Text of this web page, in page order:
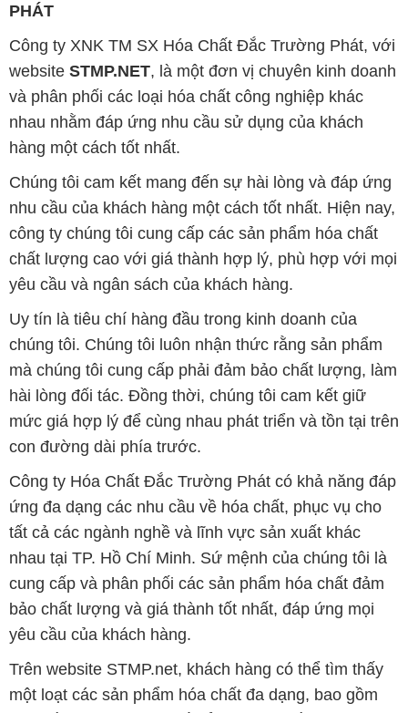
PHÁT
Công ty XNK TM SX Hóa Chất Đắc Trường Phát, với
website STMP.NET, là một đơn vị chuyên kinh doanh
và phân phối các loại hóa chất công nghiệp khác
nhau nhằm đáp ứng nhu cầu sử dụng của khách
hàng một cách tốt nhất.
Chúng tôi cam kết mang đến sự hài lòng và đáp ứng
nhu cầu của khách hàng một cách tốt nhất. Hiện nay,
công ty chúng tôi cung cấp các sản phẩm hóa chất
chất lượng cao với giá thành hợp lý, phù hợp với mọi
yêu cầu và ngân sách của khách hàng.
Uy tín là tiêu chí hàng đầu trong kinh doanh của
chúng tôi. Chúng tôi luôn nhận thức rằng sản phẩm
mà chúng tôi cung cấp phải đảm bảo chất lượng, làm
hài lòng đối tác. Đồng thời, chúng tôi cam kết giữ
mức giá hợp lý để cùng nhau phát triển và tồn tại trên
con đường dài phía trước.
Công ty Hóa Chất Đắc Trường Phát có khả năng đáp
ứng đa dạng các nhu cầu về hóa chất, phục vụ cho
tất cả các ngành nghề và lĩnh vực sản xuất khác
nhau tại TP. Hồ Chí Minh. Sứ mệnh của chúng tôi là
cung cấp và phân phối các sản phẩm hóa chất đảm
bảo chất lượng và giá thành tốt nhất, đáp ứng mọi
yêu cầu của khách hàng.
Trên website STMP.net, khách hàng có thể tìm thấy
một loạt các sản phẩm hóa chất đa dạng, bao gồm